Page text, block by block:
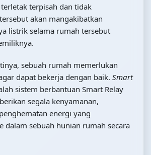
terpisah dan tidak
akan mangakibatkan
listrik selama rumah tersebut
sebuah rumah memerlukan
dapat bekerja dengan baik. Smart
sistem berbantuan Smart Relay
segala kenyamanan,
energi yang
dalam sebuah hunian rumah secara